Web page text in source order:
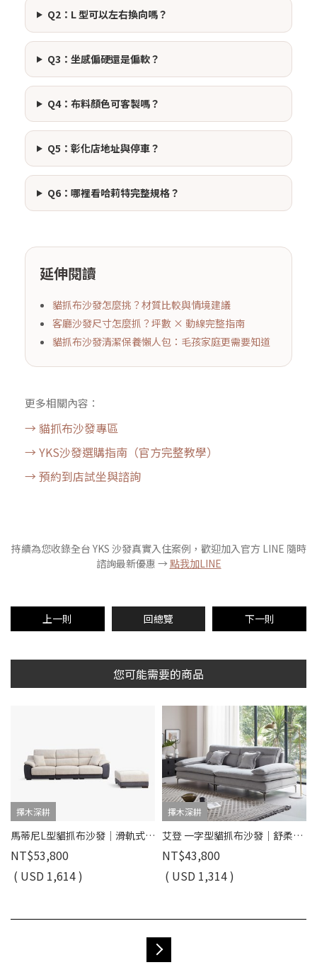
Q2：L 型可以左右換向嗎？
Q3：坐感偏硬還是偏軟？
Q4：布料顏色可客製嗎？
Q5：彰化店地址與停車？
Q6：哪裡看哈莉特完整規格？
延伸閱讀
貓抓布沙發怎麼挑？材質比較與情境建議
客廳沙發尺寸怎麼抓？坪數 × 動線完整指南
貓抓布沙發清潔保養懶人包：毛孩家庭更需要知道
更多相關內容：
→ 貓抓布沙發專區
→ YKS沙發選購指南（官方完整教學）
→ 預約到店試坐與諮詢
持續為您收錄全台 YKS 沙發真實入住案例，歡迎加入官方 LINE 隨時
諮詢最新優惠 →點我加LINE
上一則 回總覽 下一則
您可能需要的商品
擇木深耕
馬蒂尼L型貓抓布沙發｜滑軌式坐墊 × 耐磨防潑水 × 可拆洗布套 – 擇木深耕
NT$53,800
( USD 1,614 )
擇木深耕
艾登 一字型貓抓布沙發｜舒柔貓抓布 × 羽絨＋高密度彈力坐墊 × 十年骨架保固 – 擇木深耕系列
NT$43,800
( USD 1,314 )